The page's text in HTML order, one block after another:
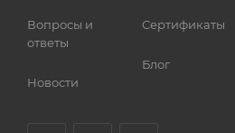
Вопросы и
ответы
Новости
Сертификаты
Блог